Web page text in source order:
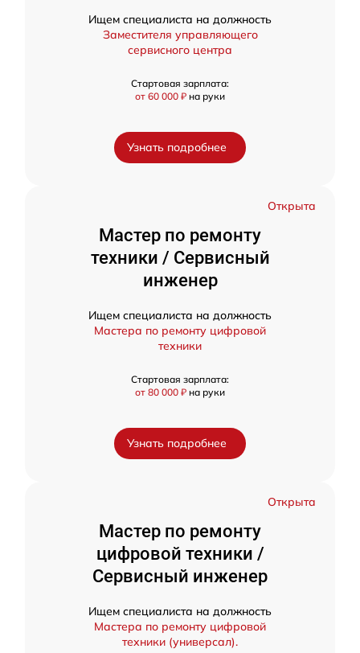
Ищем специалиста на должность
Заместителя управляющего
сервисного центра
Стартовая зарплата:
от 60 000 ₽ на руки
Узнать подробнее
Открыта
Мастер по ремонту
техники / Сервисный
инженер
Ищем специалиста на должность
Мастера по ремонту цифровой
техники
Стартовая зарплата:
от 80 000 ₽ на руки
Узнать подробнее
Открыта
Мастер по ремонту
цифровой техники /
Сервисный инженер
Ищем специалиста на должность
Мастера по ремонту цифровой
техники (универсал).